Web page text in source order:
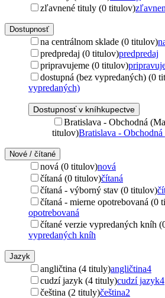
zľavnené tituly (0 titulov)
Dostupnosť
na centrálnom sklade (0 titulov)
predpredaj (0 titulov)predpredaj
pripravujeme (0 titulov)
dostupná (bez vypredaných) (0
vypredaných)
Dostupnosť v kníhkupectve
Bratislava - Obchodná
titulov)Bratislava -
Nové / čítané
nová (0 titulov)nová
čítaná (0 titulov)čítaná
čítaná - výborný stav (0 titulov)
čítaná - mierne opotrebovaná (0
opotrebovaná
čítané verzie vypredaných kníh
vypredaných kníh
Jazyk
angličtina (4 tituly)angličtina4
cudzí jazyk (4 tituly)cudzí jazyk4
čeština (2 tituly)čeština2